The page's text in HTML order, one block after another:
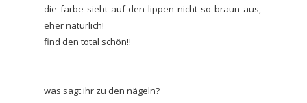
die farbe sieht auf den lippen nicht so braun aus,
eher natürlich!
find den total schön!!
was sagt ihr zu den nägeln?